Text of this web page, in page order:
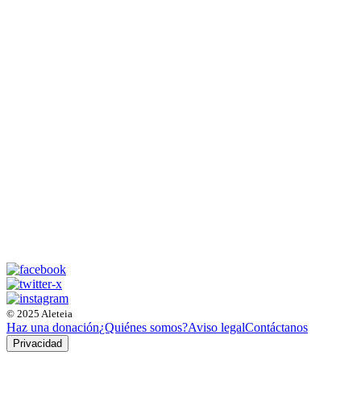
© 2025 Aleteia
Haz una donación¿Quiénes somos?Aviso legalContáctanos
Privacidad